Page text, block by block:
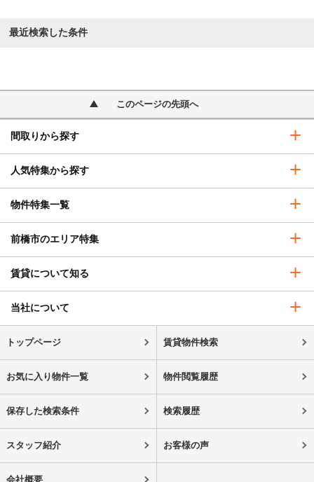
最近検索した条件
このページの先頭へ
間取りから探す
人気特集から探す
物件特集一覧
前橋市のエリア特集
賃貸について知る
当社について
トップページ 賃貸物件検索
お気に入り物件一覧 物件閲覧履歴
保存した検索条件 検索履歴
スタッフ紹介 お客様の声
会社概要